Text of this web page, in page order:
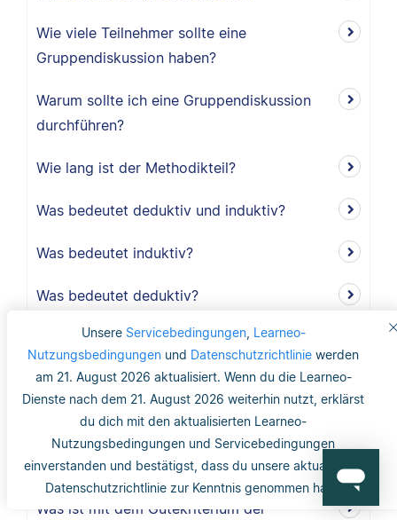
Unsere Servicebedingungen, Learneo-
Nutzungsbedingungen und Datenschutzrichtlinie werden
am 21. August 2026 aktualisiert. Wenn du die Learneo-
Dienste nach dem 21. August 2026 weiterhin nutzt, erklärst
du dich mit den aktualisierten Learneo-
Nutzungsbedingungen und Servicebedingungen
einverstanden und bestätigst, dass du unsere aktualisierte
Datenschutzrichtlinie zur Kenntnis genommen hast.
Wie viele Teilnehmer sollte eine
Gruppendiskussion haben?
Warum sollte ich eine Gruppendiskussion
durchführen?
Wie lang ist der Methodikteil?
Was bedeutet deduktiv und induktiv?
Was bedeutet induktiv?
Was bedeutet deduktiv?
Was ist Validität?
Was ist interne Validität?
Was versteht man unter Validität?
Was ist die Reliabilität?
Was ist mit dem Gütekriterium der